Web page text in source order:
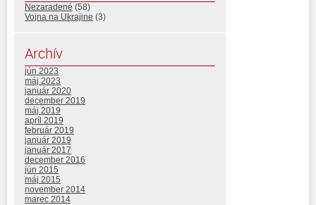
Nezaradené (58)
Vojna na Ukrajine (3)
Archív
jún 2023
máj 2023
január 2020
december 2019
máj 2019
apríl 2019
február 2019
január 2019
január 2017
december 2016
jún 2015
máj 2015
november 2014
marec 2014